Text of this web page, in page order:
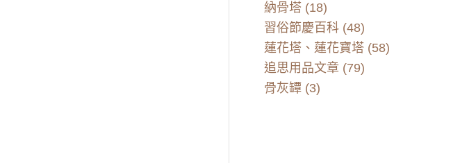
納骨塔 (18)
習俗節慶百科(48)
蓮花塔、蓮花寶塔 (58)
追思用品文章 (79)
骨灰罈(3)